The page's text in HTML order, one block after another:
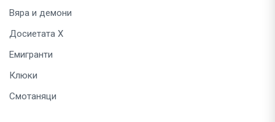
Вяра и демони
Досиетата Х
Емигранти
Клюки
Смотаняци